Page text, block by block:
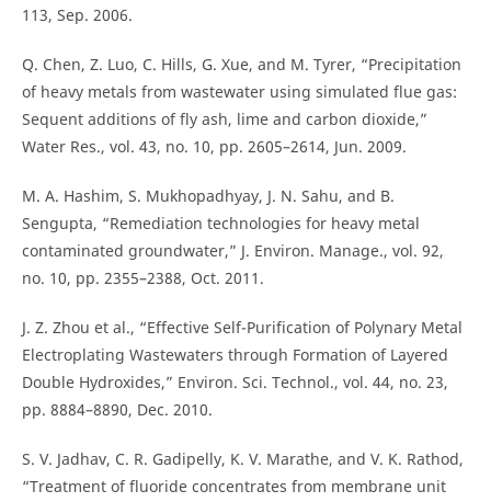
113, Sep. 2006.
Q. Chen, Z. Luo, C. Hills, G. Xue, and M. Tyrer, “Precipitation
of heavy metals from wastewater using simulated flue gas:
Sequent additions of fly ash, lime and carbon dioxide,”
Water Res., vol. 43, no. 10, pp. 2605–2614, Jun. 2009.
M. A. Hashim, S. Mukhopadhyay, J. N. Sahu, and B.
Sengupta, “Remediation technologies for heavy metal
contaminated groundwater,” J. Environ. Manage., vol. 92,
no. 10, pp. 2355–2388, Oct. 2011.
J. Z. Zhou et al., “Effective Self-Purification of Polynary Metal
Electroplating Wastewaters through Formation of Layered
Double Hydroxides,” Environ. Sci. Technol., vol. 44, no. 23,
pp. 8884–8890, Dec. 2010.
S. V. Jadhav, C. R. Gadipelly, K. V. Marathe, and V. K. Rathod,
“Treatment of fluoride concentrates from membrane unit